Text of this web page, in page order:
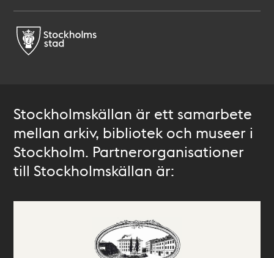
Stockholmskällan är ett samarbete
mellan arkiv, bibliotek och museer i
Stockholm. Partnerorganisationer
till Stockholmskällan är: